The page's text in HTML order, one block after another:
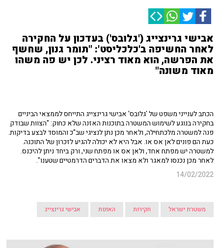
אבישי גרינצייג ('גלובס') בעדכון על החקירה
לאחר החשיפה ב'כלכליסט': "תומר גנון, שחשף
את הפרשה, הוא מאוד רציני. לכן יש פה משהו
מאוד משונה"
הכתב לענייני משפט של 'גלובס' אבישי גרינצייג התייחס לממצאי הביניים
בחקירה בנוגע לשימוש המשטרה בתוכנות האזנה שלא כחוק: "הצוות שבודק
פנה למשטרה מלכתחילה, ולאחר מכן נתן לנציגי שב"כ והמוסד לבצע בדיקות.
כעת הם פונים לאן אס או. אבל היא לא יכולה להגיע לזכרון של התוכנה.
למשטרה יש מפתח אחד, ולאן אס או מפתח שני, ורק ביחד ניתן להיכנס.
לאחר מכן נכנסו למאגר ולא מצאו את הדברים הדרמטיים שטענו".
14/02/2022
משטרת ישראל חקירות האזנות אבישי גרינצייג